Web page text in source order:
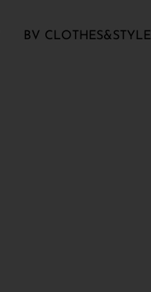
BV CLOTHES&STYLE